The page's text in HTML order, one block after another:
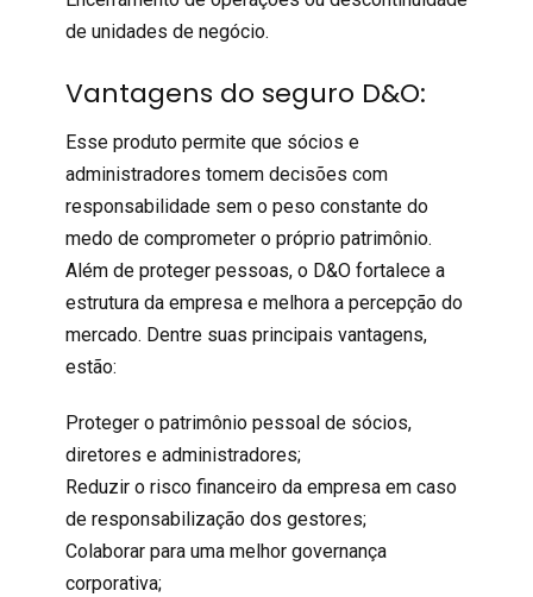
de unidades de negócio.
Vantagens do seguro D&O:
Esse produto permite que sócios e
administradores tomem decisões com
responsabilidade sem o peso constante do
medo de comprometer o próprio patrimônio.
Além de proteger pessoas, o D&O fortalece a
estrutura da empresa e melhora a percepção do
mercado. Dentre suas principais vantagens,
estão:
Proteger o patrimônio pessoal de sócios,
diretores e administradores;
Reduzir o risco financeiro da empresa em caso
de responsabilização dos gestores;
Colaborar para uma melhor governança
corporativa;